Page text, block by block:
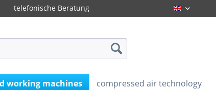
telefonische Beratung Englisch
working machines compressed air technology